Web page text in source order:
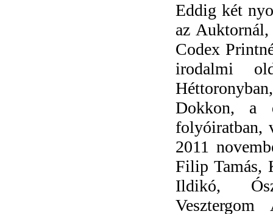
Eddig két
az
Codex
irodalmi
Dokkon, a
folyóiratban,
2011
Filip Tamás,
Ildikó,